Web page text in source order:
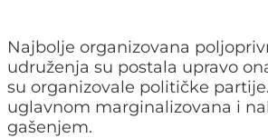
Najbolje organizovana
udruženja su postala upravo
su organizovale političke
uglavnom marginalizovana i
gašenjem.